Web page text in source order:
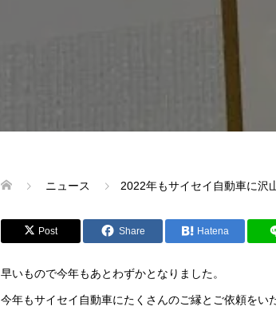
ニュース 2022年もサイセイ自動車に沢
Post Share Hatena
早いもので今年もあとわずかとなりました。
今年もサイセイ自動車にたくさんのご縁とご依頼をい